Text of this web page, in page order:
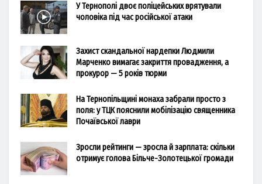
У Тернополі двоє поліцейських врятували
чоловіка під час російської атаки
Захист скандальної нардепки Людмили
Марченко вимагає закриття провадження, а
прокурор — 5 років тюрми
На Тернопільщині монаха забрали просто з
поля: у ТЦК пояснили мобілізацію священника
Почаївської лаври
Зросли рейтинги — зросла й зарплата: скільки
отримує голова Більче-Золотецької громади